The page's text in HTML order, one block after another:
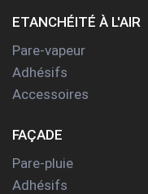
ETANCHÉITÉ À L'AIR
Pare-vapeur
Adhésifs
Accessoires
FAÇADE
Pare-pluie
Adhésifs